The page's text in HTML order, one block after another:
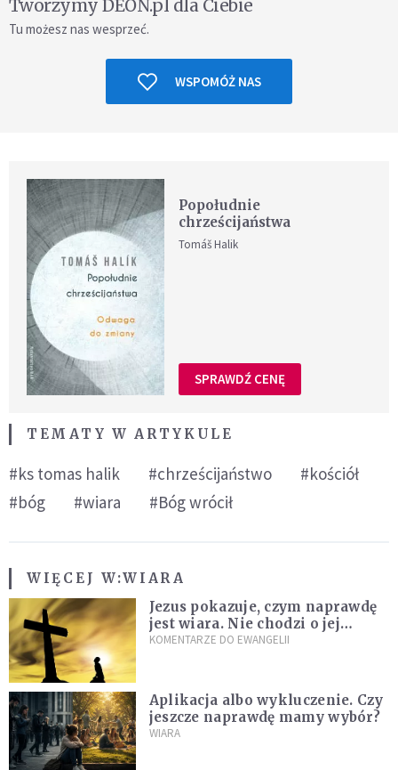
Tworzymy DEON.pl dla Ciebie
Tu możesz nas wesprzeć.
WSPOMÓŻ NAS
Popołudnie
chrześcijaństwa
Tomáš Halik
SPRAWDŹ CENĘ
TEMATY W ARTYKULE
#ks tomas halik #chrześcijaństwo
#kościół
#bóg
#wiara #Bóg wrócił
WIĘCEJ W:WIARA
Jezus pokazuje, czym naprawdę
jest wiara. Nie chodzi o jej
wielkość
KOMENTARZE DO EWANGELII
Aplikacja albo wykluczenie. Czy
jeszcze naprawdę mamy wybór?
WIARA